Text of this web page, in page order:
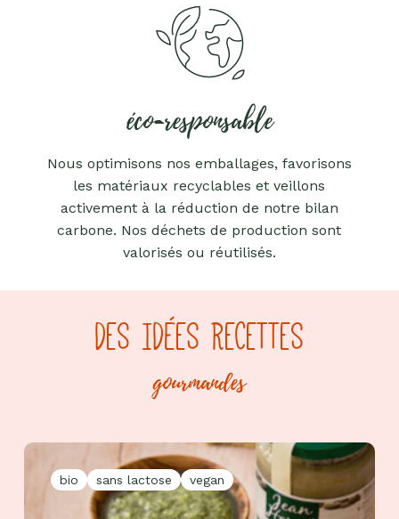
éco-responsable
Nous optimisons nos emballages, favorisons
les matériaux recyclables et veillons
activement à la réduction de notre bilan
carbone. Nos déchets de production sont
valorisés ou réutilisés.
DES IDÉES RECETTES
gourmandes
bio sans lactose vegan